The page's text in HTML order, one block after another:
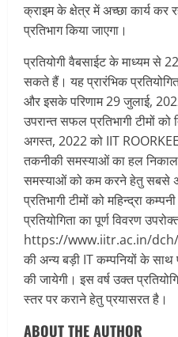
क्राइम के क्षेत्र में अच्छा कार्य कर
प्रतिभाग किया जाएगा।
प्रतियोगी वैबसाईट के माध्यम
सकते हैं। यह प्रारंभिक
और इसके परिणाम 29 जुलाई,
उपरान्त सफल प्रतिभागी टीमों को
अगस्त, 2022 को IIT
तकनीकी समस्याओं का हल
समस्याओं को कम करने हेतु सबसे
प्रतिभागी टीमों को महिन्द्रा
प्रतियोगिता का पूर्ण विवरण
https://www.iitr.ac.in/dch/
की अन्य बड़ी IT कम्पनियों के साथ
की जायेगी। इस वर्ष उक्त
स्तर पर कराने हेतु प्रयासरत है।
ABOUT THE AUTHOR